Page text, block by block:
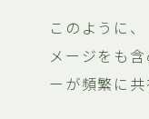
このように
メージをも
ーが頻繁に